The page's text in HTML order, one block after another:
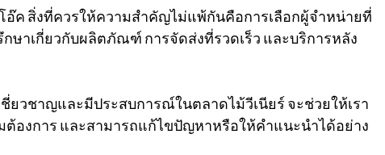
โอ๊ค สิ่งที่ควรให้ความสำคัญไม่แพ้กันคือการเลือกผู้จำหน่ายที่
ษาเกี่ยวกับผลิตภัณฑ์ การจัดส่งที่รวดเร็ว และบริการหลัง
ยวชาญและมีประสบการณ์ในตลาดไม้วีเนียร์ จะช่วยให้เรา
องการ และสามารถแก้ไขปัญหาหรือให้คำแนะนำได้อย่าง